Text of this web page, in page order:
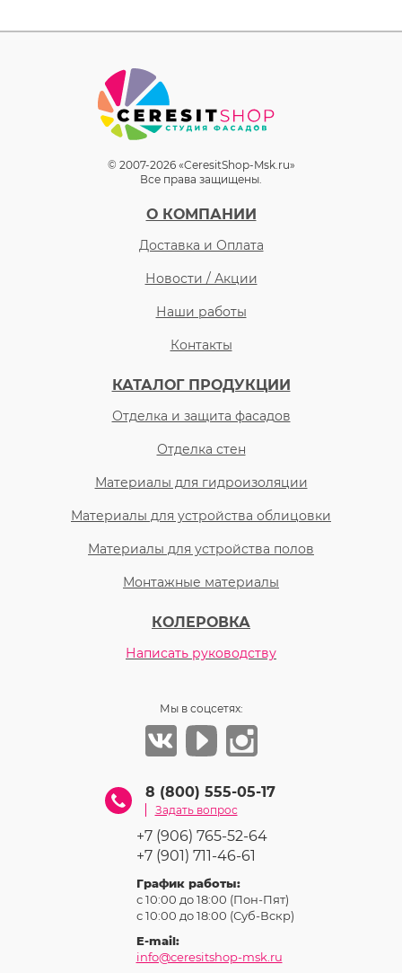
© 2007-2026 «CeresitShop-Msk.ru»
Все права защищены.
О КОМПАНИИ
Доставка и Оплата
Новости / Акции
Наши работы
Контакты
КАТАЛОГ ПРОДУКЦИИ
Отделка и защита фасадов
Отделка стен
Материалы для гидроизоляции
Материалы для устройства облицовки
Материалы для устройства полов
Монтажные материалы
КОЛЕРОВКА
Написать руководству
Мы в соцсетях:
8 (800) 555-05-17
Задать вопрос
+7 (906) 765-52-64
+7 (901) 711-46-61
График работы:
с 10:00 до 18:00 (Пон-Пят)
с 10:00 до 18:00 (Суб-Вcкр)
E-mail:
info@ceresitshop-msk.ru